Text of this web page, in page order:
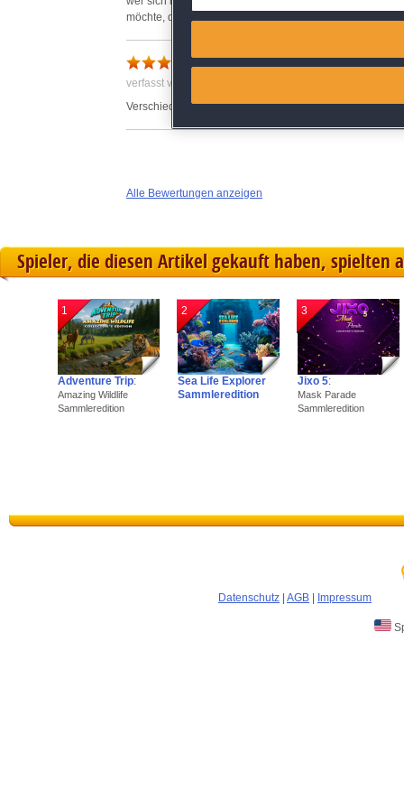
möchte, dem kann ich Jewel Venture nur empfehlen.
Tolles Spiel
verfasst von Anonym am 25.05.2017 um 15:50
Verschiedene Ebenen und recht viele Level. Langer
Alle Bewertungen anzeigen
Spieler, die diesen Artikel gekauft haben, spielten
1
Adventure Trip:
Amazing Wildlife
Sammleredition
2
Sea Life Explorer
Sammleredition
3
Jixo 5:
Mask Parade
Sammleredition
Datenschutz AGB Impressum